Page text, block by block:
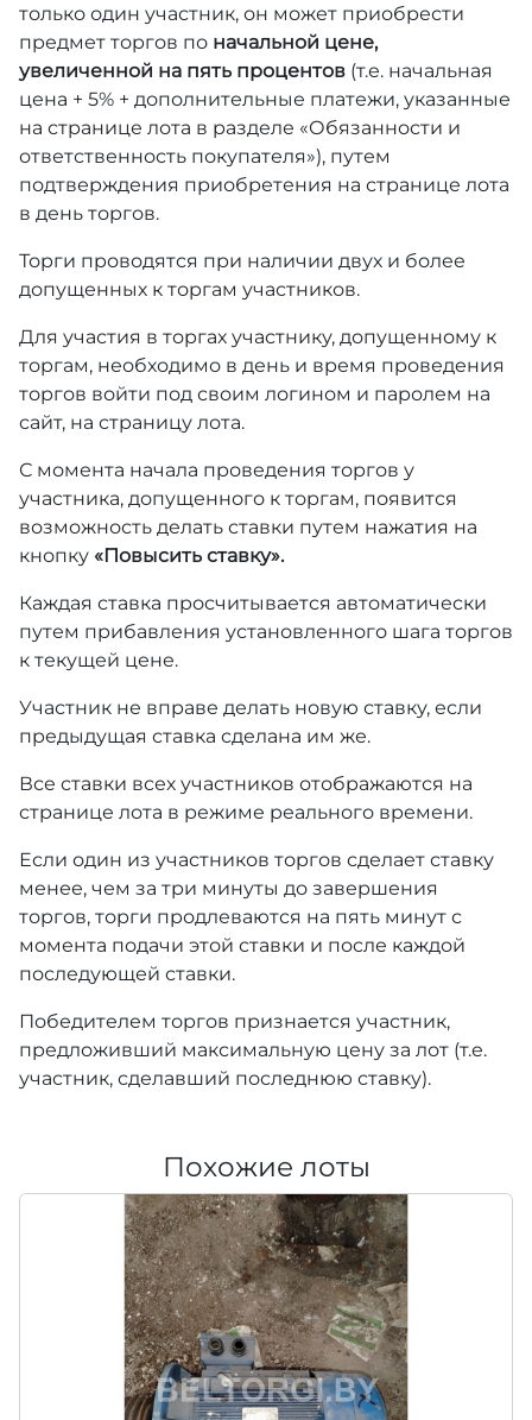
только один участник, он может приобрести
предмет торгов по начальной цене,
увеличенной на пять процентов (т.е. начальная
цена + 5% + дополнительные платежи, указанные
на странице лота в разделе «Обязанности и
ответственность покупателя»), путем
подтверждения приобретения на странице лота
в день торгов.
Торги проводятся при наличии двух и более
допущенных к торгам участников.
Для участия в торгах участнику, допущенному к
торгам, необходимо в день и время проведения
торгов войти под своим логином и паролем на
сайт, на страницу лота.
С момента начала проведения торгов у
участника, допущенного к торгам, появится
возможность делать ставки путем нажатия на
кнопку «Повысить ставку».
Каждая ставка просчитывается автоматически
путем прибавления установленного шага торгов
к текущей цене.
Участник не вправе делать новую ставку, если
предыдущая ставка сделана им же.
Все ставки всех участников отображаются на
странице лота в режиме реального времени.
Если один из участников торгов сделает ставку
менее, чем за три минуты до завершения
торгов, торги продлеваются на пять минут с
момента подачи этой ставки и после каждой
последующей ставки.
Победителем торгов признается участник,
предложивший максимальную цену за лот (т.е.
участник, сделавший последнюю ставку).
Похожие лоты